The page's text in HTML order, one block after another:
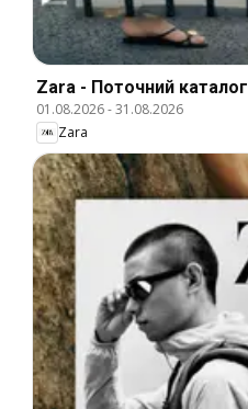
Zara - Поточний каталог
01.08.2026-31.08.2026
Zara